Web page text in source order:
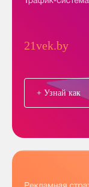
21vek.by
+ Узнай как